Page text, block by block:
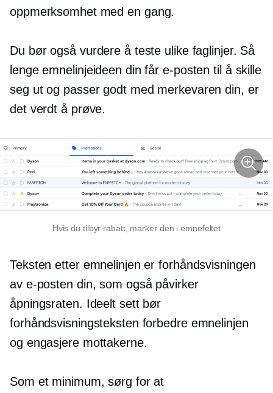
oppmerksomhet med en gang.
Du bør også vurdere å teste ulike faglinjer. Så
lenge emnelinjeideen din får e-posten til å skille
seg ut og passer godt med merkevaren din, er
det verdt å prøve.
Hvis du tilbyr rabatt, marker den i emnefeltet
Teksten etter emnelinjen er forhåndsvisningen
av e-posten din, som også påvirker
åpningsraten. Ideelt sett bør
forhåndsvisningsteksten forbedre emnelinjen
og engasjere mottakerne.
Som et minimum, sørg for at